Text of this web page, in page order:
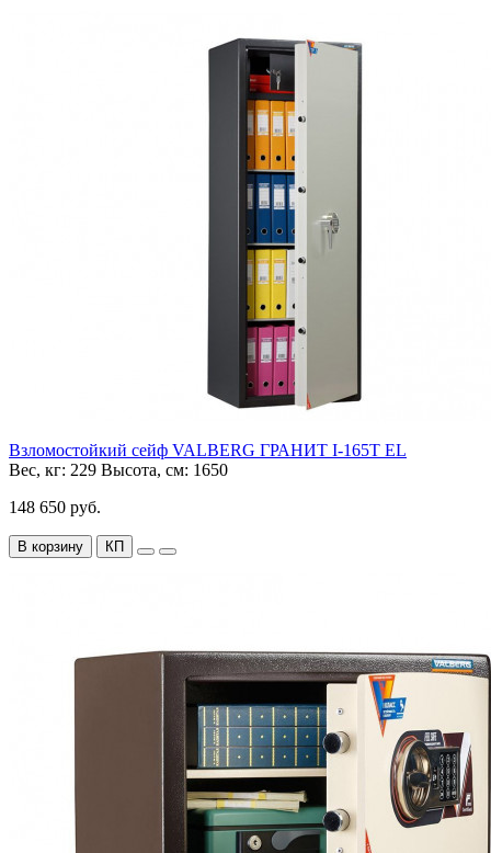
Взломостойкий сейф VALBERG ГРАНИТ I-165T EL
Вес, кг: 229 Высота, см: 1650
148 650 руб.
В корзину КП